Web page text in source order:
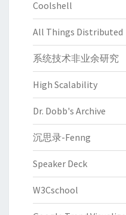
Coolshell
All Things Distributed
系统技术非业余研究
High Scalability
Dr. Dobb's Archive
沉思录-Fenng
Speaker Deck
W3Cschool